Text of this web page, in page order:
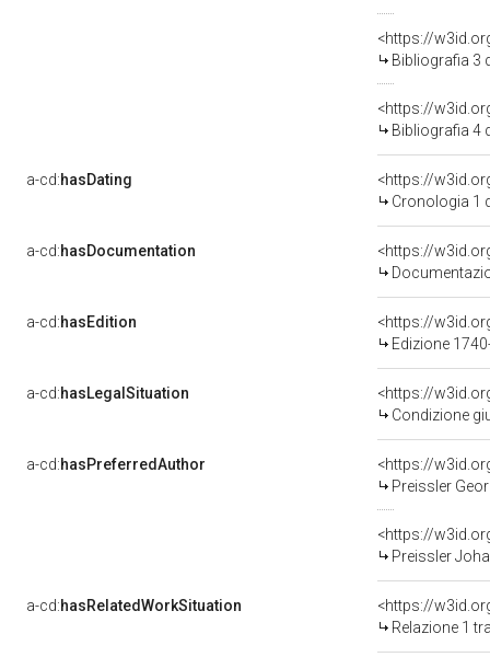
<https://
Bibliografia 3
<https://
Bibliografia 4
a-cd:hasDating
<https://
Cronologia 1
a-cd:hasDocumentation
a-cd:hasEdition
<https://
Edizione
a-cd:hasLegalSituation
Condizione
a-cd:hasPreferredAuthor
<https://
Preissler
<https://
Preissler
a-cd:hasRelatedWorkSituation
Relazione 1